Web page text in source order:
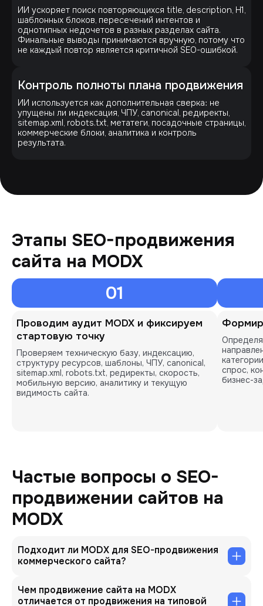
ИИ ускоряет поиск повторяющихся title, description, H1,
шаблонных блоков, пересечений интентов и
однотипных недочетов в разных разделах сайта.
Финальные выводы принимаются вручную, потому что
не каждый повтор является критичной SEO-ошибкой.
Контроль полноты плана продвижения
ИИ используется как дополнительная сверка: не
упущены ли индексация, ЧПУ, canonical, редиректы,
sitemap.xml, robots.txt, метатеги, посадочные страницы,
коммерческие блоки, аналитика и контроль
результата.
Этапы SEO-продвижения
сайта на MODX
01
Проводим аудит MODX и фиксируем
стартовую точку
Проверяем техническую базу, индексацию,
структуру ресурсов, шаблоны, ЧПУ, canonical,
sitemap.xml, robots.txt, редиректы, скорость,
мобильную версию, аналитику и текущую
видимость сайта.
спрос,
бизнес-
Частые вопросы о SEO-
продвижении сайтов на
MODX
Подходит ли MODX для SEO-продвижения
коммерческого сайта?
Чем продвижение сайта на MODX
отличается от продвижения на типовой